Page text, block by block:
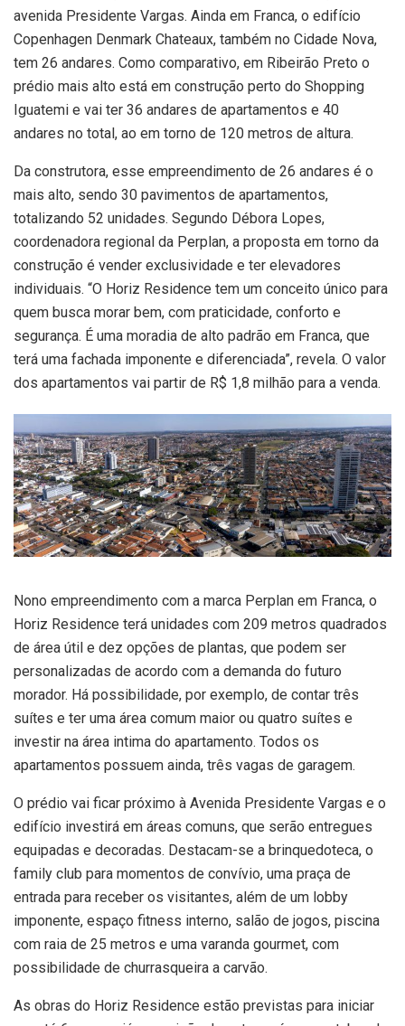
avenida Presidente Vargas. Ainda em Franca, o edifício
Copenhagen Denmark Chateaux, também no Cidade Nova,
tem 26 andares. Como comparativo, em Ribeirão Preto o
prédio mais alto está em construção perto do Shopping
Iguatemi e vai ter 36 andares de apartamentos e 40
andares no total, ao em torno de 120 metros de altura.
Da construtora, esse empreendimento de 26 andares é o
mais alto, sendo 30 pavimentos de apartamentos,
totalizando 52 unidades. Segundo Débora Lopes,
coordenadora regional da Perplan, a proposta em torno da
construção é vender exclusividade e ter elevadores
individuais. “O Horiz Residence tem um conceito único para
quem busca morar bem, com praticidade, conforto e
segurança. É uma moradia de alto padrão em Franca, que
terá uma fachada imponente e diferenciada”, revela. O valor
dos apartamentos vai partir de R$ 1,8 milhão para a venda.
Nono empreendimento com a marca Perplan em Franca, o
Horiz Residence terá unidades com 209 metros quadrados
de área útil e dez opções de plantas, que podem ser
personalizadas de acordo com a demanda do futuro
morador. Há possibilidade, por exemplo, de contar três
suítes e ter uma área comum maior ou quatro suítes e
investir na área intima do apartamento. Todos os
apartamentos possuem ainda, três vagas de garagem.
O prédio vai ficar próximo à Avenida Presidente Vargas e o
edifício investirá em áreas comuns, que serão entregues
equipadas e decoradas. Destacam-se a brinquedoteca, o
family club para momentos de convívio, uma praça de
entrada para receber os visitantes, além de um lobby
imponente, espaço fitness interno, salão de jogos, piscina
com raia de 25 metros e uma varanda gourmet, com
possibilidade de churrasqueira a carvão.
As obras do Horiz Residence estão previstas para iniciar